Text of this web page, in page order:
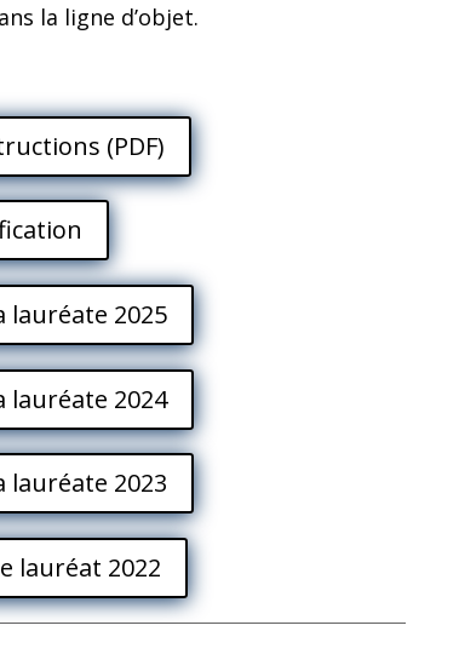
la ligne d’objet.
(PDF)
lauréate 2025
lauréate 2024
lauréate 2023
lauréat 2022